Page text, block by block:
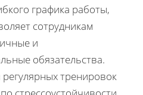
графика работы,
сотрудникам
и
обязательства.
тренировок